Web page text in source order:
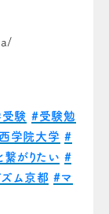
験 #受験勉
学院大学 #
がりたい #
ム京都 #マ